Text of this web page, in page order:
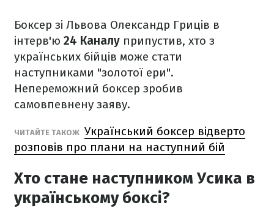
Боксер зі Львова Олександр Гриців в
інтерв'ю 24 Каналу припустив, хто з
українських бійців може стати
наступниками "золотої ери".
Непереможний боксер зробив
самовпевнену заяву.
ЧИТАЙТЕ ТАКОЖ Український боксер відверто
розповів про плани на наступний бій
Хто стане наступником Усика в
українському боксі?